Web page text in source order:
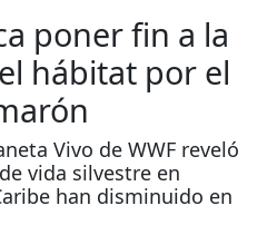
poner fin a la
hábitat por el
Vivo de WWF reveló
vida silvestre en
han disminuido en